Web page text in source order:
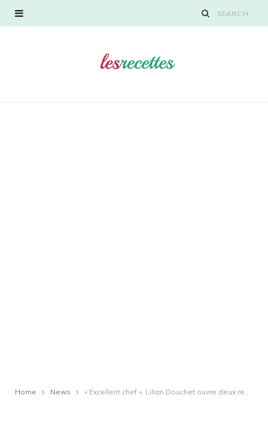
Home News « Excellent chef ». Lilian Douchet ouvre deux restaurants, donnant une belle revanche au gérant du supermarché